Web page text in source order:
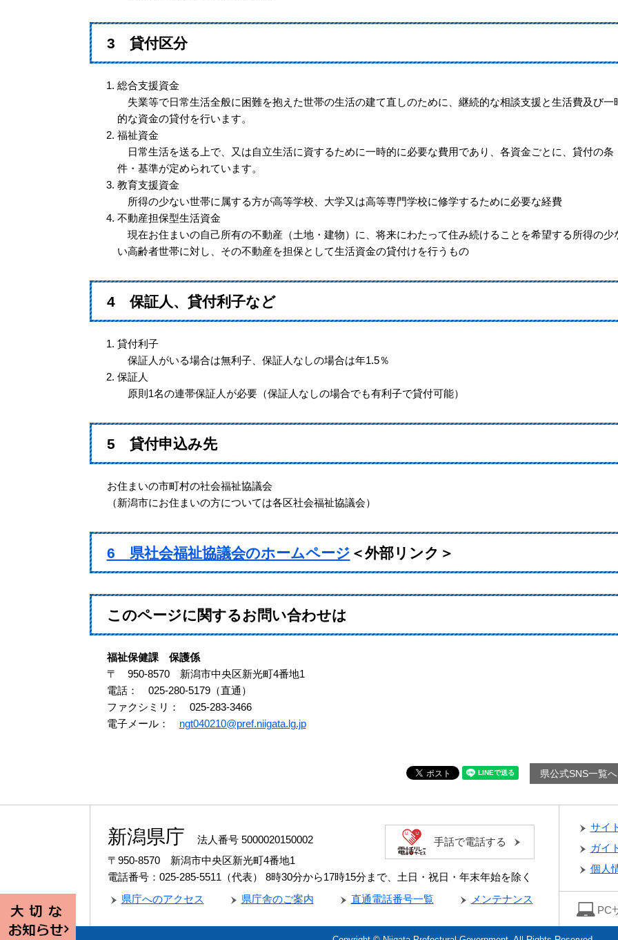
3 貸付区分
総合支援資金
失業等で日常生活全般に困難を抱えた世帯の生活の建て直しのために、継続的な相談支援と生活費及び一
的な資金の貸付を行います。
福祉資金
日常生活を送る上で、又は自立生活に資するために一時的に必要な費用であり、各資金ごとに、貸付の条
件・基準が定められています。
教育支援資金
所得の少ない世帯に属する方が高等学校、大学又は高等専門学校に修学するために必要な経費
不動産担保型生活資金
現在お住まいの自己所有の不動産（土地・建物）に、将来にわたって住み続けることを希望する所得の少
い高齢者世帯に対し、その不動産を担保として生活資金の貸付けを行うもの
4 保証人、貸付利子など
貸付利子
保証人がいる場合は無利子、保証人なしの場合は年1.5％
保証人
原則1名の連帯保証人が必要（保証人なしの場合でも有利子で貸付可能）
5 貸付申込み先
お住まいの市町村の社会福祉協議会
（新潟市にお住まいの方については各区社会福祉協議会）
6 県社会福祉協議会のホームページ ＜外部リンク＞
このページに関するお問い合わせは
福祉保健課 保護係
〒 950-8570 新潟市中央区新光町4番地1
電話： 025-280-5179（直通）
ファクシミリ： 025-283-3466
電子メール： ngt040210@pref.niigata.lg.jp
県公式SNS一覧へ
新潟県庁
法人番号 5000020150002
〒950-8570 新潟市中央区新光町4番地1
電話番号：025-285-5511（代表）
8時30分から17時15分まで、土日・祝日・年末年始を除く
手話で電話する
県庁へのアクセス 県庁舎のご案内 直通電話番号一覧 メンテナンス
サイ
ガイ
個人
PC